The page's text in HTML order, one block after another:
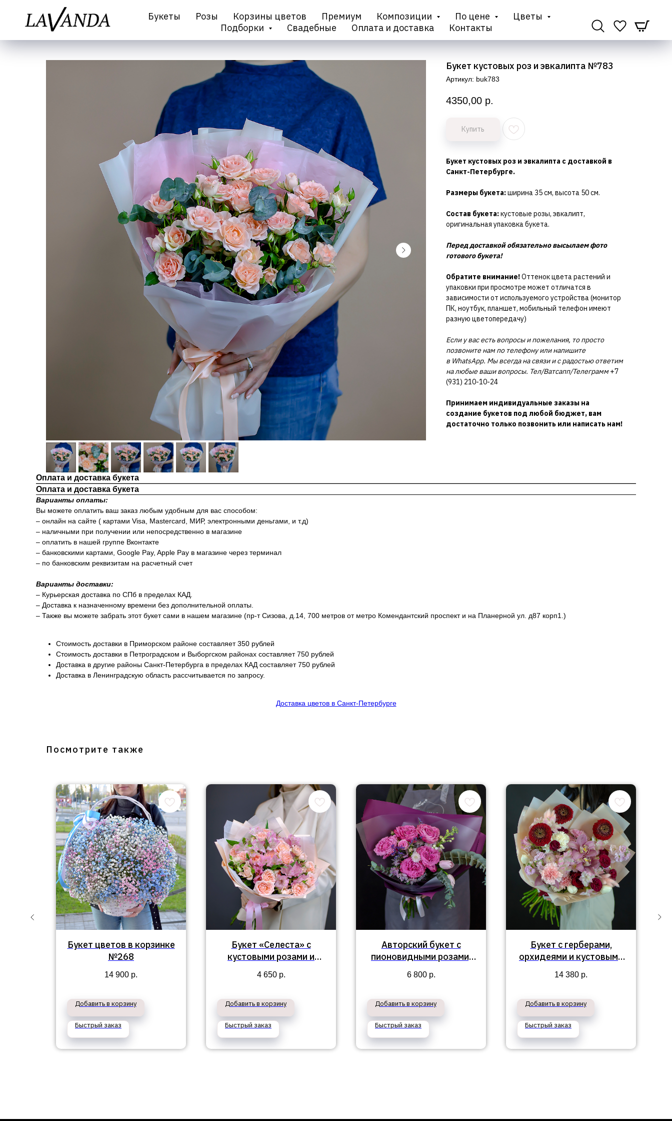
Букеты Розы Корзины цветов Премиум Композиции По цене
Цветы
Подборки
Свадебные Оплата и доставка Контакты
Букет кустовых роз и эвкалипта №783
Артикул: buk783
4350,00 р.
Купить
Букет кустовых роз и эвкалипта с доставкой в
Санкт-Петербурге.
Размеры букета:ширина 35 см, высота 50 см.
Состав букета:кустовые розы, эвкалипт,
оригинальная упаковка букета.
Перед доставкой обязательно высылаем фото
готового букета!
Обратите внимание!Оттенок цвета растений и
упаковки при просмотре может отличатся в
зависимости от используемого устройства (монитор
ПК, ноутбук, планшет, мобильный телефон имеют
разную цветопередачу)
Если у вас есть вопросы и пожелания, то просто
позвоните нам по телефону или напишите
в WhatsApp. Мы всегда на связи и с радостью ответим
на любые ваши вопросы. Тел/Ватсапп/Телеграмм+7
(931) 210-10-24
Принимаем индивидуальные заказы на
создание букетов под любой бюджет, вам
достаточно только позвонить или написать нам!
Оплата и доставка букета
Оплата и доставка букета
Варианты оплаты:
Вы можете оплатить ваш заказ любым удобным для вас способом:
– онлайн на сайте ( картами Visa, Mastercard, МИР, электронными деньгами, и т.д)
– наличными при получении или непосредственно в магазине
– оплатить в нашей группе Вконтакте
– банковскими картами, Google Pay, Apple Pay в магазине через терминал
– по банковским реквизитам на расчетный счет
Варианты доставки:
– Курьерская доставка по СПб в пределах КАД.
– Доставка к назначенному времени без дополнительной оплаты.
– Также вы можете забрать этот букет сами в нашем магазине (пр-т Сизова, д.14, 700 метров от метро Комендантский проспект и на Планерной ул. д87 корп1.)
Стоимость доставки в Приморском районе составляет 350 рублей
Стоимость доставки в Петроградском и Выборгском районах составляет 750 рублей
Доставка в другие районы Санкт-Петербурга в пределах КАД составляет 750 рублей
Доставка в Ленинградскую область рассчитывается по запросу.
Доставка цветов в Санкт-Петербурге
Посмотрите также
Букет цветов в корзинке
№268
14 900 р.
Добавить в корзину
Быстрый заказ
Букет «Селеста» с
кустовыми розами и
альстромерией
4 650 р.
Добавить в корзину
Быстрый заказ
Авторский букет с
пионовидными розами,
кустовыми розами и
тюльпанами №374
6 800 р.
Добавить в корзину
Быстрый заказ
Букет с герберами,
орхидеями и кустовыми
розами №420
14 380 р.
Добавить в корзину
Быстрый заказ